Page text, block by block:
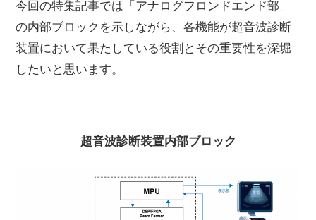
今回の特集記事では「アナログフロンドエンド部」
の内部ブロックを示しながら、各機能が超音波診断
装置において果たしている役割とその重要性を深堀
したいと思います。
超音波診断装置内部ブロック